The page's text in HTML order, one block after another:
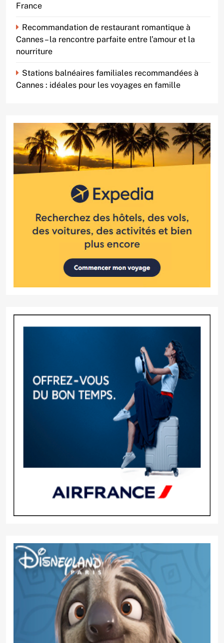
France
Recommandation de restaurant romantique à
Cannes – la rencontre parfaite entre l’amour et la
nourriture
Stations balnéaires familiales recommandées à
Cannes : idéales pour les voyages en famille